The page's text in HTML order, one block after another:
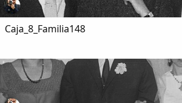
Caja_8_Familia148